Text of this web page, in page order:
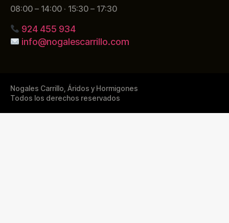
08:00 – 14:00 · 15:30 – 17:30
924 455 934
info@nogalescarrillo.com
Nogales Carrillo, Áridos y Hormigones
Todos los derechos reservados